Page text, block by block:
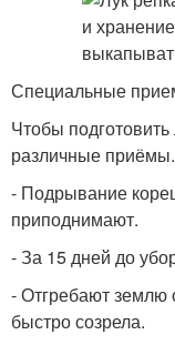
Специальные
Чтобы
различные
- Подрывание
приподнимают.
- За 15 дней до
- Отгребают землю
быстро созрела.